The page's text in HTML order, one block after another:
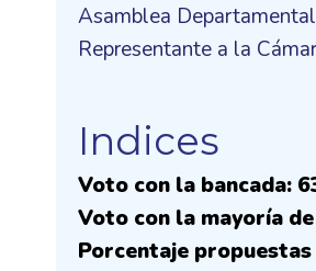
Asamblea
Representante a la
Indices
Voto con la bancada:
Voto con la mayoría
Porcentaje